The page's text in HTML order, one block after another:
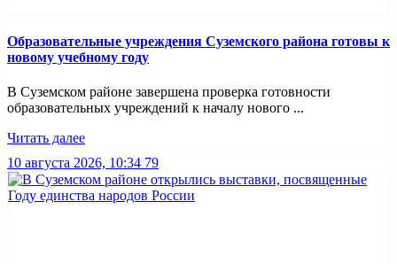
Образовательные учреждения Суземского района готовы к
новому учебному году
В Суземском районе завершена проверка готовности
образовательных учреждений к началу нового ...
Читать далее
10 августа 2026, 10:34 79